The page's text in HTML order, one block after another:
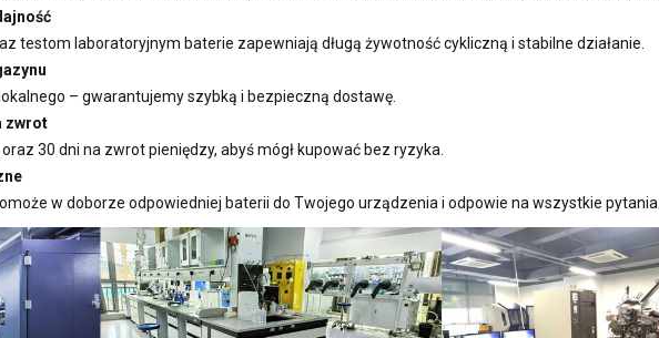
testom laboratoryjnym baterie zapewniają długą żywotność cykliczną i stabilne działanie.
– gwarantujemy szybką i bezpieczną dostawę.
zwrot
30 dni na zwrot pieniędzy, abyś mógł kupować bez ryzyka.
w doborze odpowiedniej baterii do Twojego urządzenia i odpowie na wszystkie pytania.